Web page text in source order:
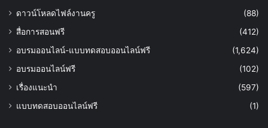
ดาวน์โหลดไฟล์งานครู
(88)
สื่อการสอนฟรี
(412)
อบรมออนไลน์-แบบทดสอบออนไลน์ฟรี
(1,624)
อบรมออนไลน์ฟรี
(102)
เรื่องแนะนำ
(597)
แบบทดสอบออนไลน์ฟรี
(1)